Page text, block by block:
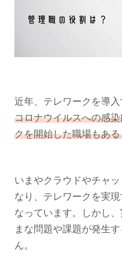
近年、テレワークを導入
コロナウイルスへの感
クを開始した職場もあ
いまやクラウドやチャ
なり、テレワークを実
なっています。しかし
まな問題や課題が発生
ん。